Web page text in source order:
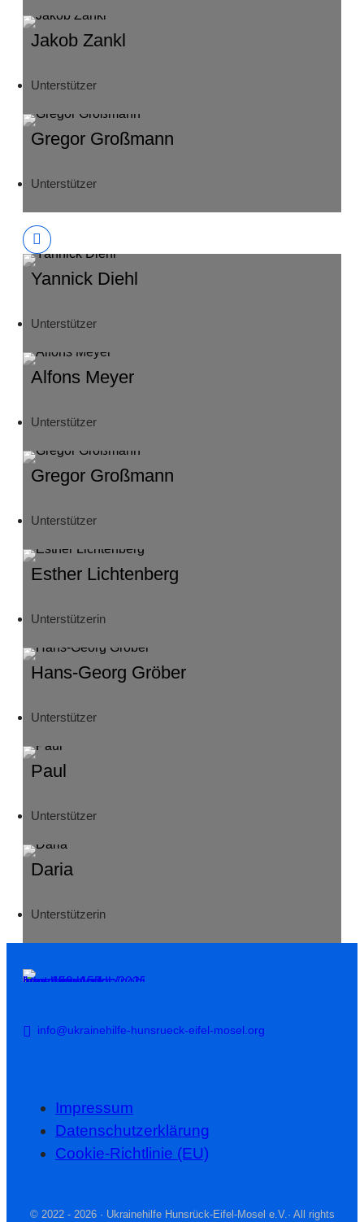
Jakob Zankl
Unterstützer
Gregor Großmann
Unterstützer
Yannick Diehl
Unterstützer
Alfons Meyer
Unterstützer
Gregor Großmann
Unterstützer
Esther Lichtenberg
Unterstützerin
Hans-Georg Gröber
Unterstützer
Paul
Unterstützer
Daria
Unterstützerin
info@ukrainehilfe-hunsrueck-eifel-mosel.org
Impressum
Datenschutzerklärung
Cookie-Richtlinie (EU)
© 2022 - 2026 · Ukrainehilfe Hunsrück-Eifel-Mosel e.V.· All rights